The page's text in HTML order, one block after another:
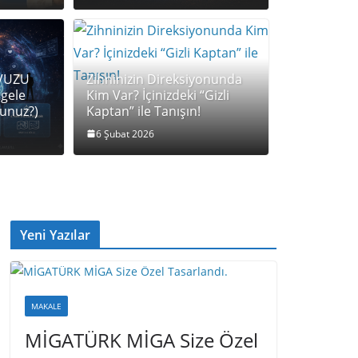
Çerçeveleme” (Reframing) ile
Zihninizin Direksiyonunda
Kim Var? İçinizdeki “Gizli
Kaptan” ile Tanışın!
6 Şubat 2026
Yeni Yazılar
MAKALE
MİGATÜRK MİGA Size Özel